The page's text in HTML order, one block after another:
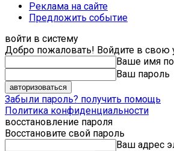
Реклама на сайте
Предложить событие
войти в систему
Добро пожаловать! Войдите в свою
Ваше имя
Ваш пароль
Забыли пароль? получить помощь
Политика конфиденциальности
восстановление пароля
Восстановите свой пароль
Ваш адрес